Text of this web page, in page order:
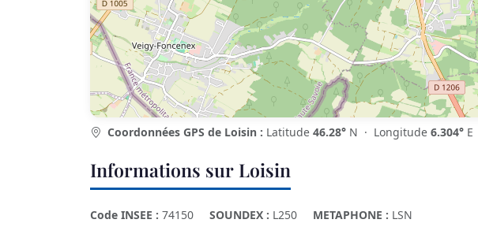
Coordonnées GPS de Loisin : Latitude 46.28° N · Longitude 6.304° E
Informations sur Loisin
Code INSEE : 74150 SOUNDEX : L250 METAPHONE : LSN